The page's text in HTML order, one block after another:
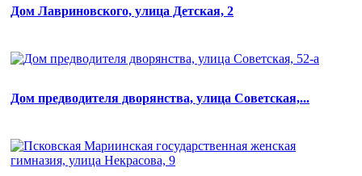
Дом Лавриновского, улица Детская, 2
Дом предводителя дворянства, улица Советская,...